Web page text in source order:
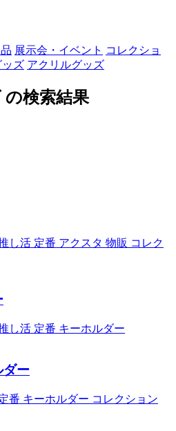
展示会・イベント コレクショ
ズ アクリルグッズ
検索結果
し活 定番 アクスタ 物販 コレク
し活 定番 キーホルダー
ダー
番 キーホルダー コレクション